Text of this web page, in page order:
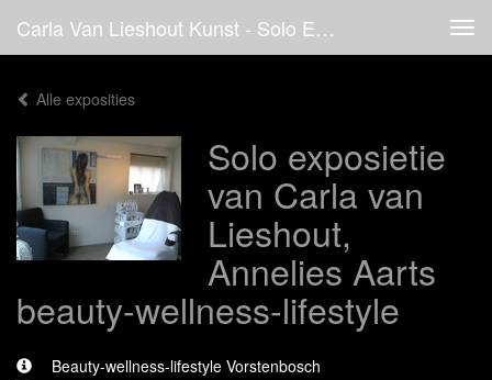
Carla Van Lieshout Kunst - Solo Exposietie Van Carla Van Lieshout, Annelies Aarts Beauty-Wellness-Lifestyle
Alle exposities
Solo exposietie
van Carla van
Lieshout,
Annelies Aarts
beauty-wellness-lifestyle
Beauty-wellness-lifestyle Vorstenbosch